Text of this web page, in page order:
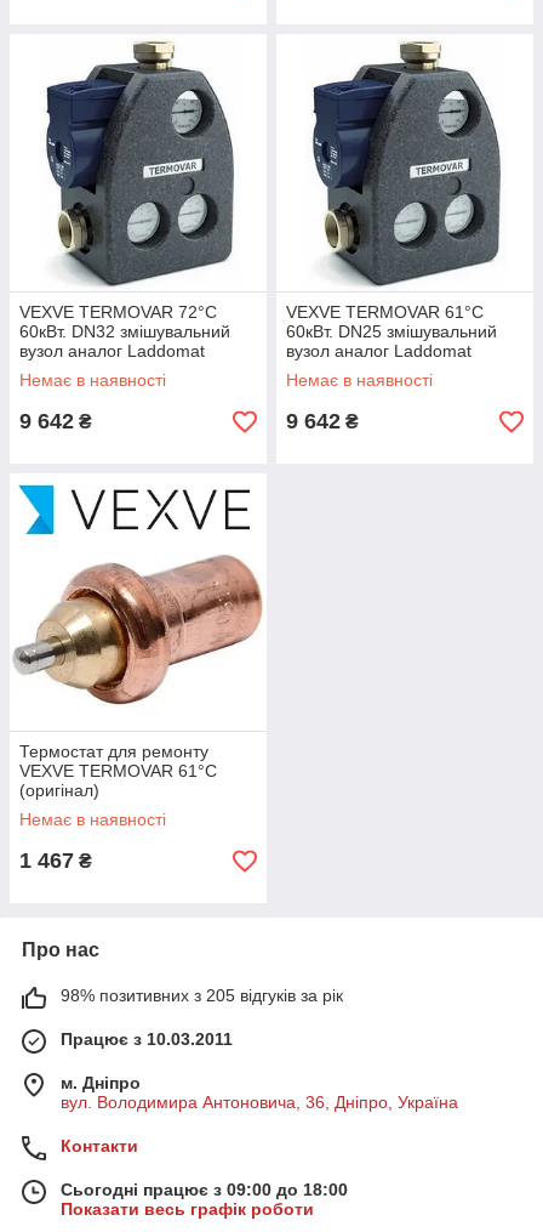
VEXVE TERMOVAR 72°C
60кВт. DN32 змішувальний
вузол аналог Laddomat
Немає в наявності
9 642 ₴
VEXVE TERMOVAR 61°C
60кВт. DN25 змішувальний
вузол аналог Laddomat
Немає в наявності
9 642 ₴
Термостат для ремонту
VEXVE TERMOVAR 61°C
(оригінал)
Немає в наявності
1 467 ₴
Про нас
98% позитивних з 205 відгуків за рік
Працює з 10.03.2011
м. Дніпро
вул. Володимира Антоновича, 36, Дніпро, Україна
Контакти
Сьогодні працює з 09:00 до 18:00
Показати весь графік роботи